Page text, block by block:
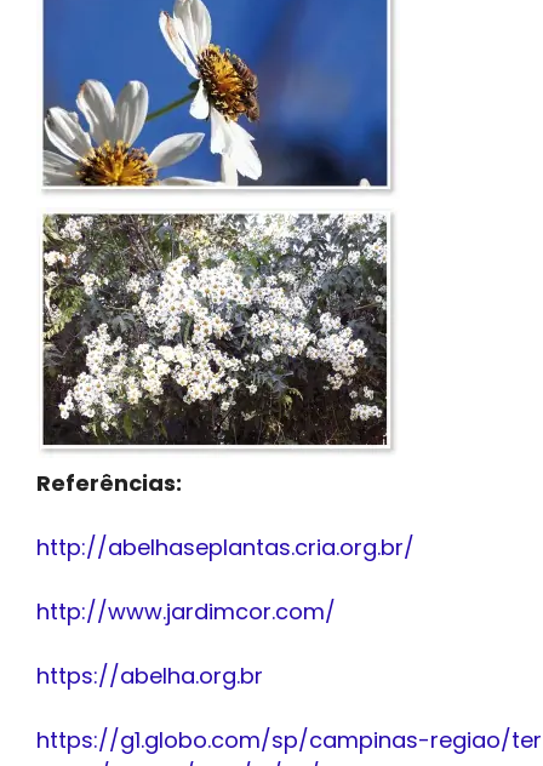
Referências:
http://abelhaseplantas.cria.org.br/
http://www.jardimcor.com/
https://abelha.org.br
https://g1.globo.com/sp/campinas-regiao/